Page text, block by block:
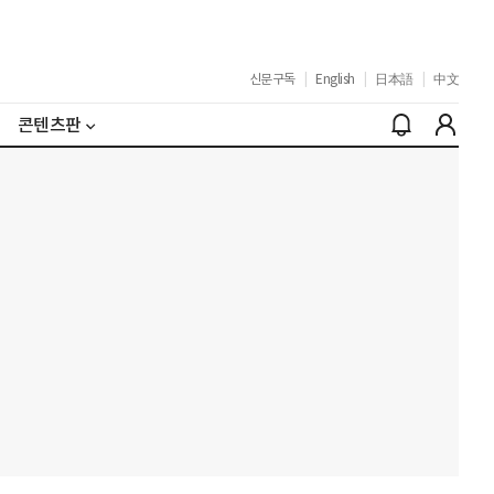
신문구독 English 日本語 中文
콘텐츠판